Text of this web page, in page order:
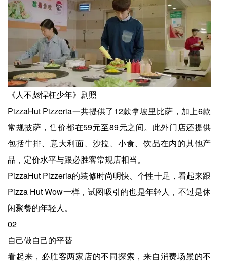
《人不彪悍枉少年》剧照
PizzaHut Pizzeria一共提供了12款拿坡里比萨，加上6款
常规披萨，售价都在59元至89元之间。此外门店还提供
包括牛排、意大利面、沙拉、小食、饮品在内的其他产
品，定价水平与跟必胜客常规店相当。
PizzaHut Pizzeria的装修时尚明快、个性十足，看起来跟
Pizza Hut Wow一样，试图吸引的也是年轻人，不过是休
闲聚餐的年轻人。
02
自己做自己的平替
看起来，必胜客两家店的不同探索，来自消费场景的不